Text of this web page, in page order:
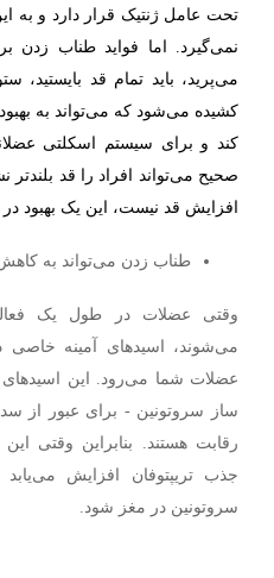
تحت عامل ژنتیک قرار دارد و به
نمی‌گیرد. اما فواید طناب زدن
می‌پرید، باید تمام قد
کشیده می‌شود که می‌تواند به
کند و برای سیستم اسکلتی
صحیح می‌تواند افراد را قد بلندتر
افزایش قد نیست، این یک بهبود
طناب زدن می‌تواند به
وقتی عضلات در طول یک
می‌شوند، اسیدهای آمینه
عضلات شما می‌رود.
این
ساز سروتونین - برای عبور از
رقابت هستند. بنابراین وقتی
جذب تریپتوفان افزایش
سروتونین در مغز شود.